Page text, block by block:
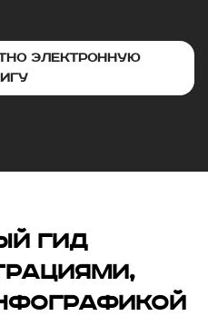
электронную
гид